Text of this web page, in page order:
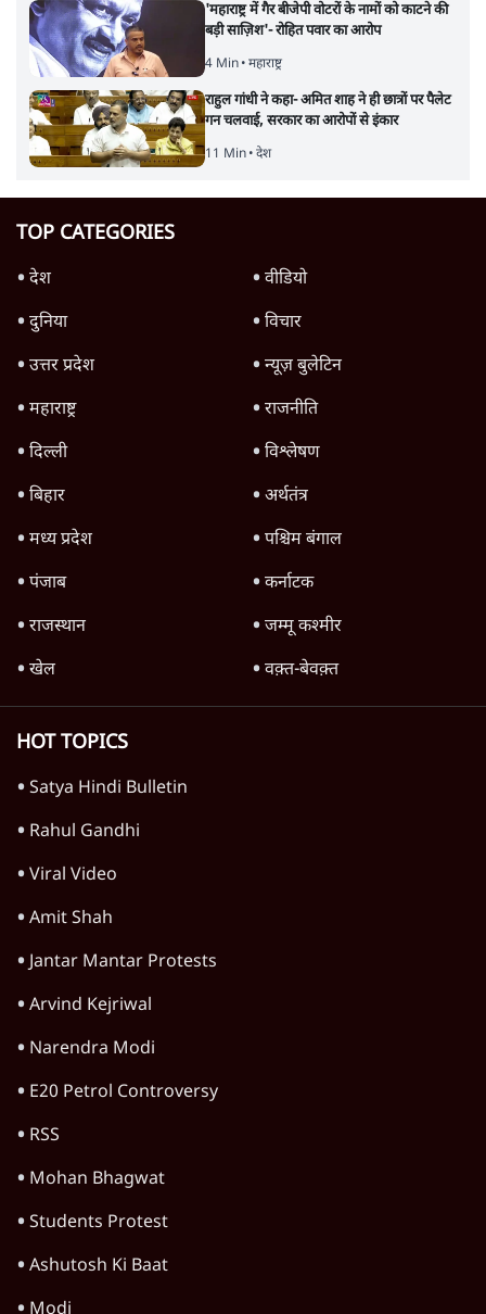
'महाराष्ट्र में गैर बीजेपी वोटरों के नामों को काटने की
बड़ी साज़िश'- रोहित पवार का आरोप
4 Min• महाराष्ट्र
राहुल गांधी ने कहा- अमित शाह ने ही छात्रों पर पैलेट
गन चलवाई, सरकार का आरोपों से इंकार
11 Min• देश
TOP CATEGORIES
देश
वीडियो
दुनिया
विचार
उत्तर प्रदेश
न्यूज़ बुलेटिन
महाराष्ट्र
राजनीति
दिल्ली
विश्लेषण
बिहार
अर्थतंत्र
मध्य प्रदेश
पश्चिम बंगाल
पंजाब
कर्नाटक
राजस्थान
जम्मू कश्मीर
खेल
वक़्त-बेवक़्त
HOT TOPICS
Satya Hindi Bulletin
Rahul Gandhi
Viral Video
Amit Shah
Jantar Mantar Protests
Arvind Kejriwal
Narendra Modi
E20 Petrol Controversy
RSS
Mohan Bhagwat
Students Protest
Ashutosh Ki Baat